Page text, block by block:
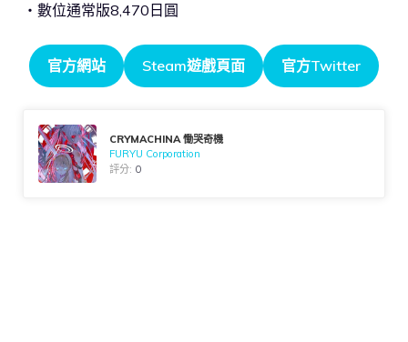
・數位通常版8,470日圓
官方網站 Steam遊戲頁面 官方Twitter
CRYMACHINA 慟哭奇機
FURYU Corporation
評分: 0